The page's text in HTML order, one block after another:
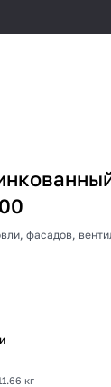
фасадов,
кг